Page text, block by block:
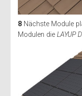
8 Nächste Module
Modulen die LAYUP